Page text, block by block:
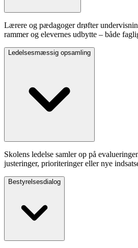
Lærere og pædagoger drøfter
rammer og elevernes udbytte – både
Ledelsesmæssig opsamling
Skolens ledelse samler op på
justeringer, prioriteringer eller nye
Bestyrelsesdialog